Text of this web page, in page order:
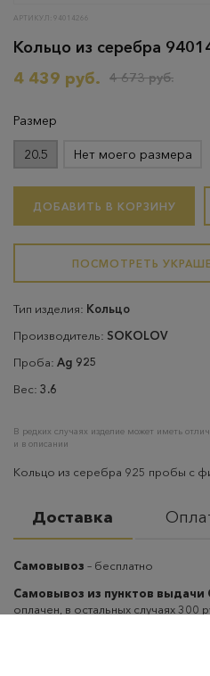
АРТИКУЛ: 94014266
Кольцо из серебра
4 439 руб.
4 673 руб.
Размер
20.5 Нет моего размера
ДОБАВИТЬ В КОРЗИНУ
ПОСМОТРЕТЬ
Тип изделия: Кольцо
Производитель: SOKOLOV
Проба: Ag 925
Вес: 3.6
В редких случаях изделие может иметь
и в описании
Кольцо из серебра 925 пробы с
Доставка
Самовывоз – бесплатно
Самовывоз из пунктов выдачи
оплачен, в остальных случаях 300